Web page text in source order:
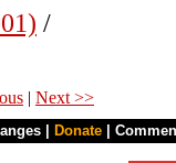
/
| Next >>
Donate